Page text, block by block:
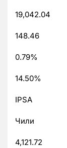
19,042.04
148.46
0.79%
14.50%
IPSA
Чили
4,121.72